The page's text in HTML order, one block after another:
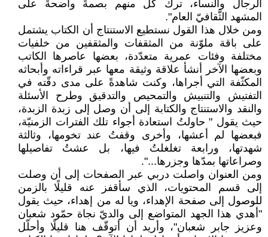
الرجال والنساء، ترك كلٌّ منهم بصمةً واضحةً على
المشهد الثَّقافيّ العام".
ومن خلال هذا القول نستطيع الاستنتاج أن الكتاب يشتمل
على باقة ملوّنة من المثقفات والمثقفين من خلفيات
مختلفة وفئات عمرية متعدّدة، بعضها عاصرها الكاتب
وبعضها الآخر أنشأ علاقة وثيقة معها عبر قراءاته وأبحاثه
المكثّفة التي أجراها، وكنت شاهدةً على مدى دقّته في
التفتيش والتنبيش والتمحيص والتدقيق وطرح الأسئلة
والنقد والاستنتاج والكتابة إلى أن وصل إلى زبدة الزبدة،
حيث يقول " حاولتُ استعادة أجواء تلك الفترات الزمنيّة،
فبعضها لم أعشها، وأخرى وقفتُ عند تخومها، وثالثة
شهدتها، ورابعة تغلغلتُ فيها، بل عشتُ تفاصيلها
وصراعاتها بمدّها وجزرها...".
ومن العنوان واصلت دربي عبر الصفحات إلى أن وصلت
إلى قسم المحتويات، الذي سأقفز عنه قليلًا بالزمن
للوصول إلى صفحة الإهداء، ويا له من إهداء، حيث يقول
"أهدي هذا الجهد المتواضع إلى والديّ نجاة حمّود شعبان
وعزيز جابر شعبان"، وأريد أن أتوقّف هنا قليلًا وأحلّل